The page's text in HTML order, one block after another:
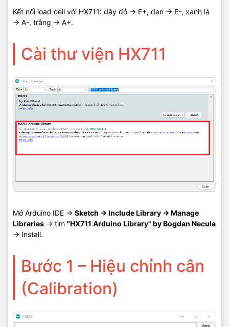
Kết nối load cell với HX711: dây đỏ → E+, đen → E-, xanh lá
→ A-, trắng → A+.
Cài thư viện HX711
Mở Arduino IDE → Sketch → Include Library → Manage
Libraries → tìm "HX711 Arduino Library" by Bogdan Necula
→ Install.
Bước 1 – Hiệu chỉnh cân
(Calibration)